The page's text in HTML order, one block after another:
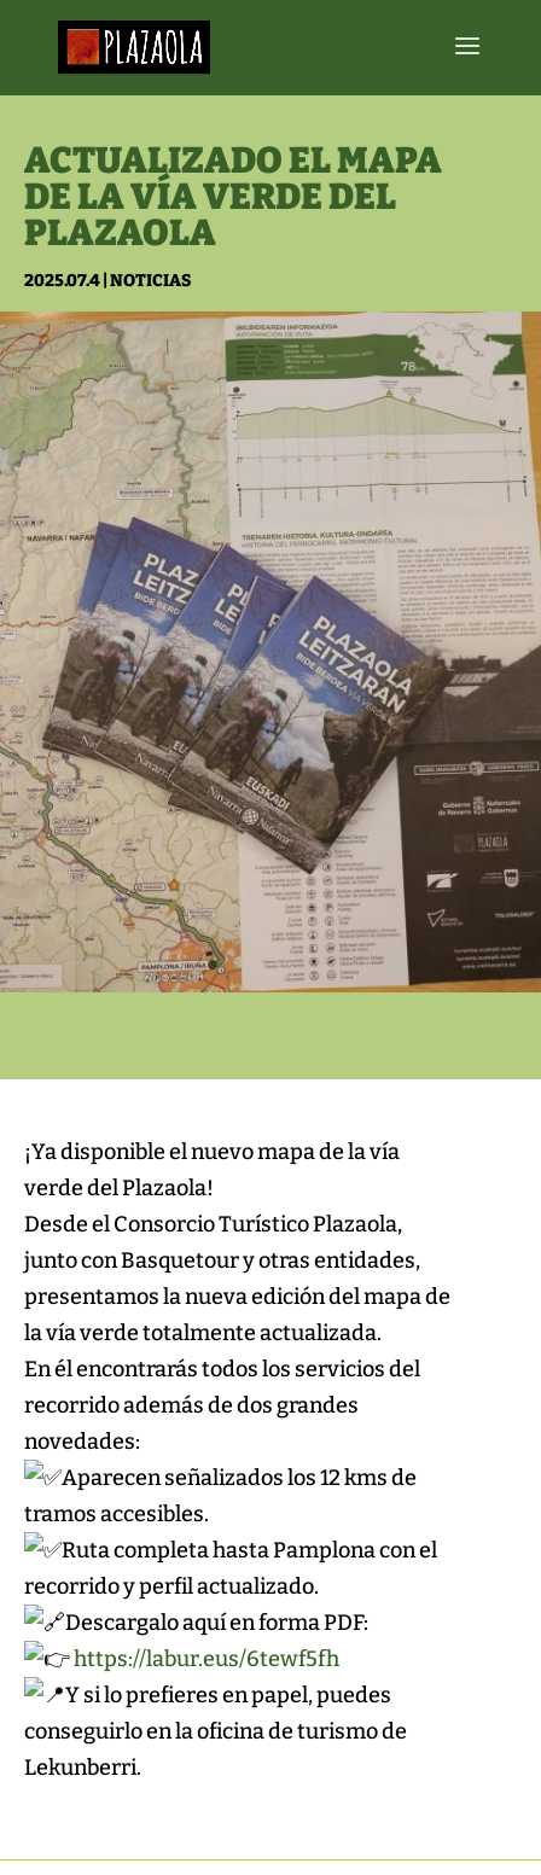
ACTUALIZADO EL MAPA
DE LA VÍA VERDE DEL
PLAZAOLA
2025.07.4 NOTICIAS
¡Ya disponible el nuevo mapa de la vía
verde del Plazaola!
Desde el Consorcio Turístico Plazaola,
junto con Basquetour y otras entidades,
presentamos la nueva edición del mapa de
la vía verde totalmente actualizada.
En él encontrarás todos los servicios del
recorrido además de dos grandes
novedades:
Aparecen señalizados los 12 kms de
tramos accesibles.
Ruta completa hasta Pamplona con el
recorrido y perfil actualizado.
Descargalo aquí en forma PDF:
https://labur.eus/6tewf5fh
Y si lo prefieres en papel, puedes
conseguirlo en la oficina de turismo de
Lekunberri.